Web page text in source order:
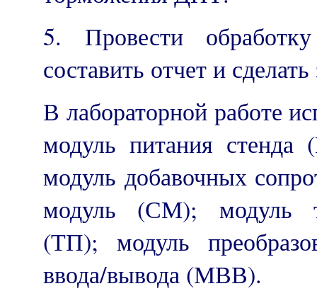
5. Провести
составить отчет и
В лабораторной работе
модуль питания
модуль добавочных
модуль (СМ); модуль
(ТП); модуль
ввода/вывода (МВВ).